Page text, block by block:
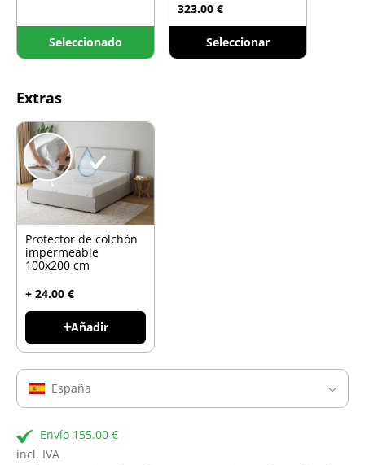
Seleccionado
323.00 €
Seleccionar
Extras
Protector de colchón
impermeable
100x200 cm
+ 24.00 €
Añadir
España
Envío 155.00 €
incl. IVA